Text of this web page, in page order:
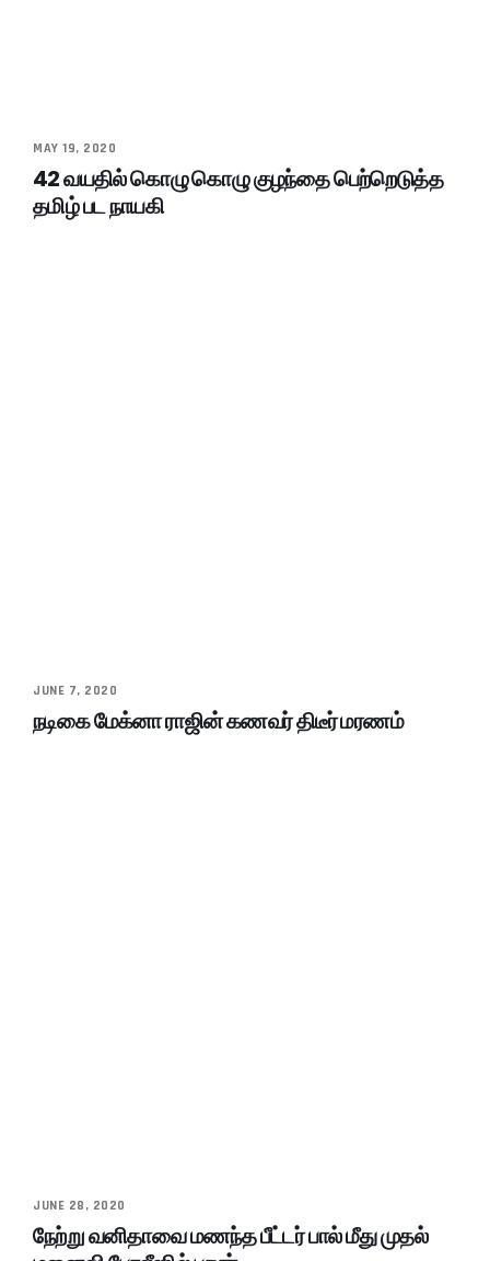
MAY 19, 2020
42 வயதில் கொழு கொழு குழந்தை பெற்றெடுத்த
தமிழ் பட நாயகி
JUNE 7, 2020
நடிகை மேக்னா ராஜின் கணவர் திடீர் மரணம்
JUNE 28, 2020
நேற்று வனிதாவை மணந்த பீட்டர் பால் மீது முதல்